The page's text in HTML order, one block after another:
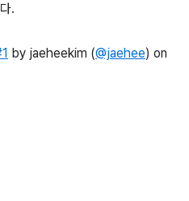
.
by jaeheekim (@jaehee) on